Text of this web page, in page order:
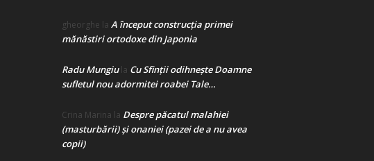
gheorghe la A început construcţia primei
mănăstiri ortodoxe din Japonia
Radu Mungiula Cu Sfinții odihnește Doamne
sufletul nou adormitei roabei Tale…
Crina Marina la Despre păcatul malahiei
(masturbării) şi onaniei (pazei de a nu avea
copii)